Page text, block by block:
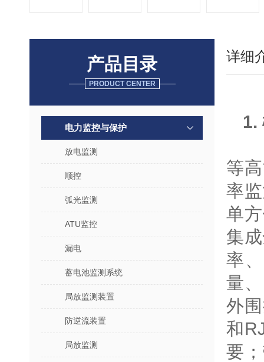
产品目录
PRODUCT CENTER
电力监控与保护
放电监测
顺控
弧光监测
ATU监控
漏电
蓄电池监测系统
局放监测装置
防逆流装置
局放监测
详细
1.
等
率
单
集
率
量
外
和
要